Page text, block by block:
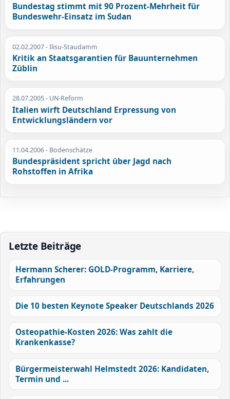
Bundestag stimmt mit 90 Prozent-Mehrheit für
Bundeswehr-Einsatz im Sudan
02.02.2007- Ilisu-Staudamm
Kritik an Staatsgarantien für Bauunternehmen
Züblin
28.07.2005- UN-Reform
Italien wirft Deutschland Erpressung von
Entwicklungsländern vor
11.04.2006- Bodenschätze
Bundespräsident spricht über Jagd nach
Rohstoffen in Afrika
Letzte Beiträge
Hermann Scherer: GOLD-Programm, Karriere,
Erfahrungen
Die 10 besten Keynote Speaker Deutschlands 2026
Osteopathie-Kosten 2026: Was zahlt die
Krankenkasse?
Bürgermeisterwahl Helmstedt 2026: Kandidaten,
Termin und ...